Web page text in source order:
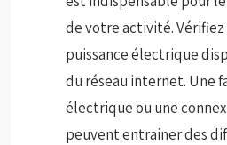
de votre activité.
puissance électrique
du réseau internet. Une
électrique ou une
peuvent entrainer des